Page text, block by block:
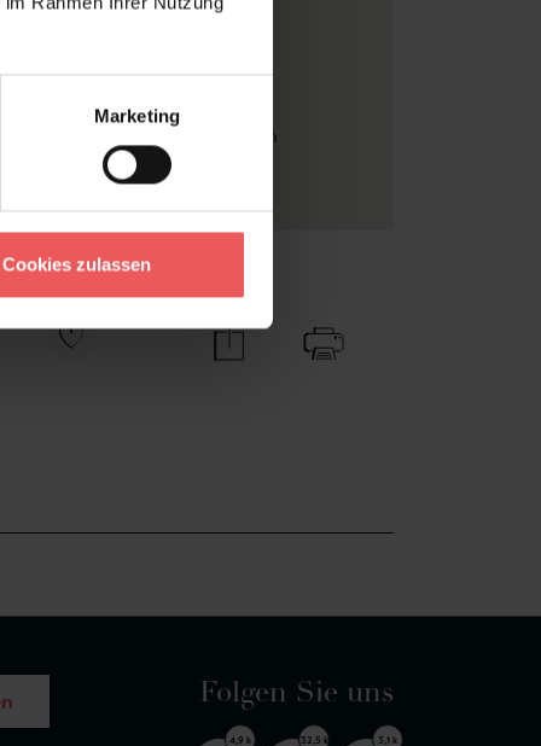
Marketing
Cookies zulassen
, Moderne Tapeten
Vliestapeten
Zu Favoriten Teilen!
Folgen Sie uns
4,9 k 32,5 k 3,1 k